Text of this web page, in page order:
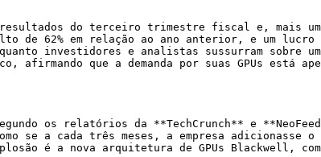
do terceiro trimestre fiscal e, mais
de 62% em relação ao ano anterior, e um
investidores e analistas sussurram sobre
que a demanda por suas GPUs está
os relatórios da **TechCrunch** e
se a cada três meses, a empresa adicionasse o
é a nova arquitetura de GPUs Blackwell,